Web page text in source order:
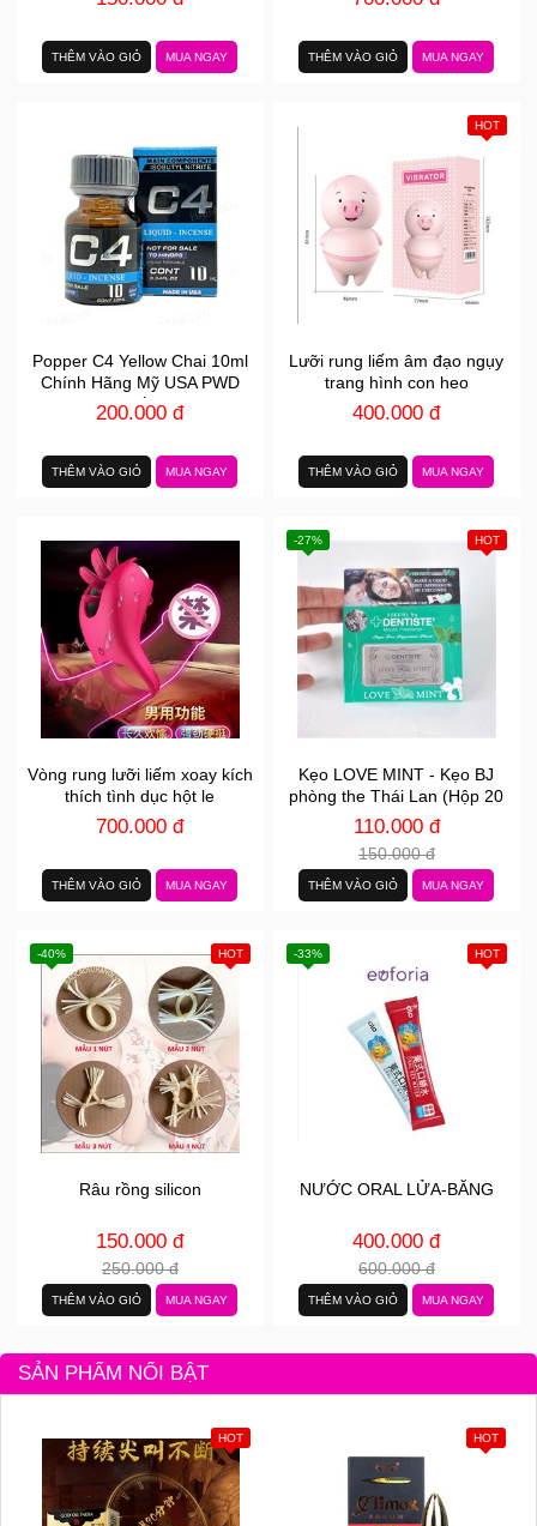
THÊM VÀO GIỎ MUA NGAY THÊM VÀO GIỎ MUA NGAY
Popper C4 Yellow Chai 10ml
Chính Hãng Mỹ USA PWD
Tăng Hưng phấn Cho Top Bot
200.000 đ
THÊM VÀO GIỎ MUA NGAY
HOT
Lưỡi rung liếm âm đạo ngụy
trang hình con heo
400.000 đ
THÊM VÀO GIỎ MUA NGAY
Vòng rung lưỡi liếm xoay kích
thích tình dục hột le
700.000 đ
THÊM VÀO GIỎ MUA NGAY
HOT
-27%
Kẹo LOVE MINT - Kẹo BJ
phòng the Thái Lan (Hộp 20
Viên)
110.000 đ
150.000 đ
THÊM VÀO GIỎ MUA NGAY
HOT
-40%
Râu rồng silicon
150.000 đ
250.000 đ
THÊM VÀO GIỎ MUA NGAY
HOT
-33%
NƯỚC ORAL LỬA-BĂNG
400.000 đ
600.000 đ
THÊM VÀO GIỎ MUA NGAY
SẢN PHẨM NỔI BẬT
HOT HOT